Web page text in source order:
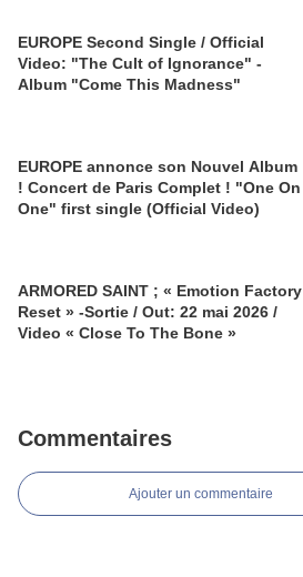
EUROPE Second Single / Official
Video: "The Cult of Ignorance" -
Album "Come This Madness"
EUROPE annonce son Nouvel Album
! Concert de Paris Complet ! "One On
One" first single (Official Video)
ARMORED SAINT ; « Emotion Factory
Reset » -Sortie / Out: 22 mai 2026 /
Video « Close To The Bone »
Commentaires
Ajouter un commentaire